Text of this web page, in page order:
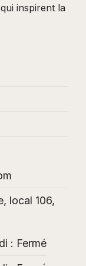
inspirent la
local 106,
: Fermé